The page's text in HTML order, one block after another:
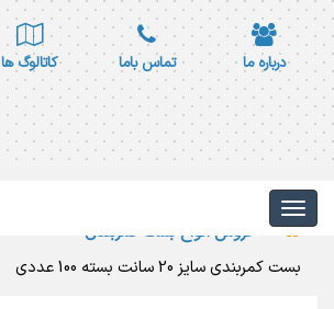
درباره ما تماس باما کاتالوگ ها
فروش انواع بست کمربندی
بست کمربندی سایز 20 سانت بسته 100 عددی